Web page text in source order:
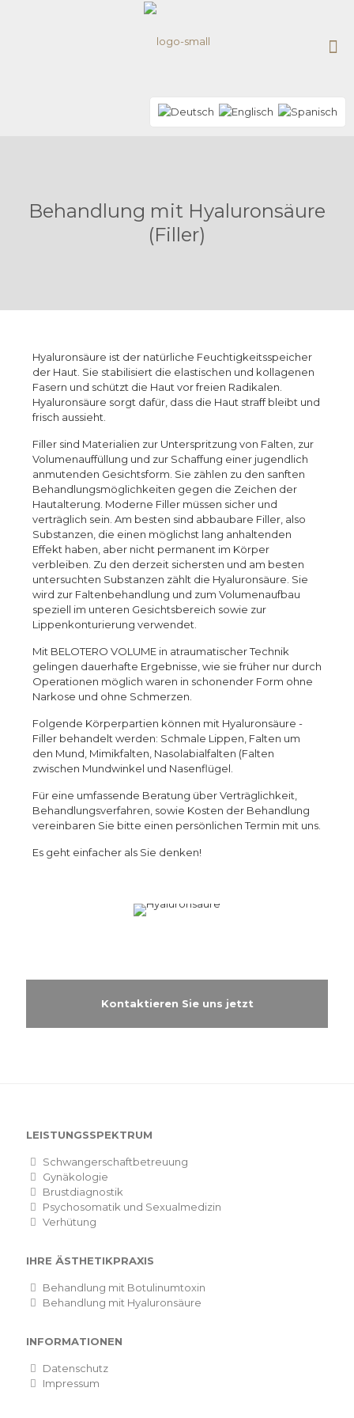
Behandlung mit Hyaluronsäure
(Filler)
Hyaluronsäure ist der natürliche Feuchtigkeitsspeicher
der Haut. Sie stabilisiert die elastischen und kollagenen
Fasern und schützt die Haut vor freien Radikalen.
Hyaluronsäure sorgt dafür, dass die Haut straff bleibt und
frisch aussieht.
Filler sind Materialien zur Unterspritzung von Falten, zur
Volumenauffüllung und zur Schaffung einer jugendlich
anmutenden Gesichtsform. Sie zählen zu den sanften
Behandlungsmöglichkeiten gegen die Zeichen der
Hautalterung. Moderne Filler müssen sicher und
verträglich sein. Am besten sind abbaubare Filler, also
Substanzen, die einen möglichst lang anhaltenden
Effekt haben, aber nicht permanent im Körper
verbleiben. Zu den derzeit sichersten und am besten
untersuchten Substanzen zählt die Hyaluronsäure. Sie
wird zur Faltenbehandlung und zum Volumenaufbau
speziell im unteren Gesichtsbereich sowie zur
Lippenkonturierung verwendet.
Mit BELOTERO VOLUME in atraumatischer Technik
gelingen dauerhafte Ergebnisse, wie sie früher nur durch
Operationen möglich waren in schonender Form ohne
Narkose und ohne Schmerzen.
Folgende Körperpartien können mit Hyaluronsäure -
Filler behandelt werden: Schmale Lippen, Falten um
den Mund, Mimikfalten, Nasolabialfalten (Falten
zwischen Mundwinkel und Nasenflügel.
Für eine umfassende Beratung über Verträglichkeit,
Behandlungsverfahren, sowie Kosten der Behandlung
vereinbaren Sie bitte einen persönlichen Termin mit uns.
Es geht einfacher als Sie denken!
Kontaktieren Sie uns jetzt
LEISTUNGSSPEKTRUM
Schwangerschaftbetreuung
Gynäkologie
Brustdiagnostik
Psychosomatik und Sexualmedizin
Verhütung
IHRE ÄSTHETIKPRAXIS
Behandlung mit Botulinumtoxin
Behandlung mit Hyaluronsäure
INFORMATIONEN
Datenschutz
Impressum